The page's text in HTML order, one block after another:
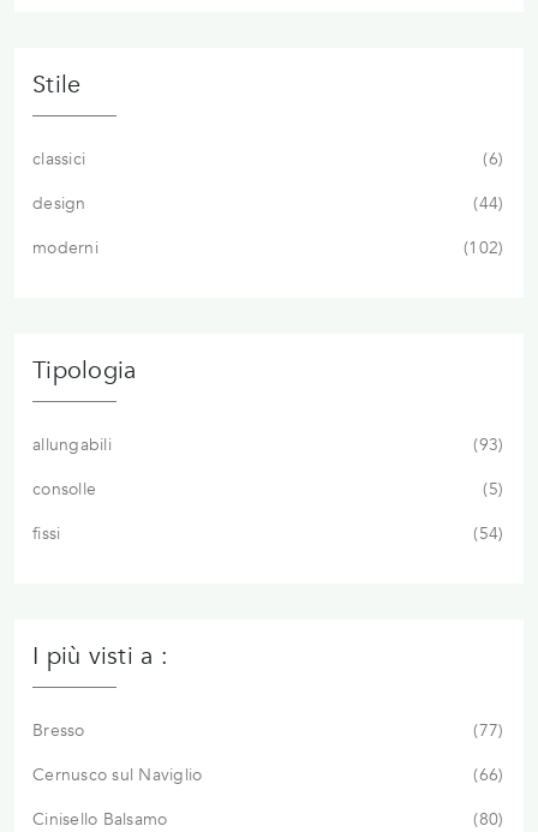
Stile
classici
6
design
44
moderni
102
Tipologia
allungabili
93
consolle
5
fissi
54
I più visti a :
Bresso
77
Cernusco sul Naviglio
66
Cinisello Balsamo
80